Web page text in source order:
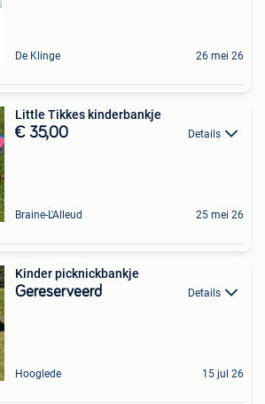
De Klinge 26 mei 26
Little Tikkes kinderbankje
€ 35,00 Details
Braine-L'Alleud 25 mei 26
Kinder picknickbankje
Gereserveerd Details
Hooglede 15 jul 26